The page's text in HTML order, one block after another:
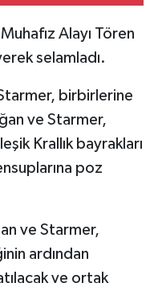
Alayı Tören
selamladı.
birbirlerine
ve Starmer,
Krallık bayrakları
poz
ve Starmer,
ardından
ve ortak